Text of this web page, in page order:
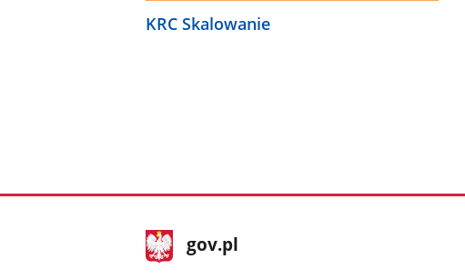
KRC Skalowanie
stopka
gov.pl Strona
gov.pl